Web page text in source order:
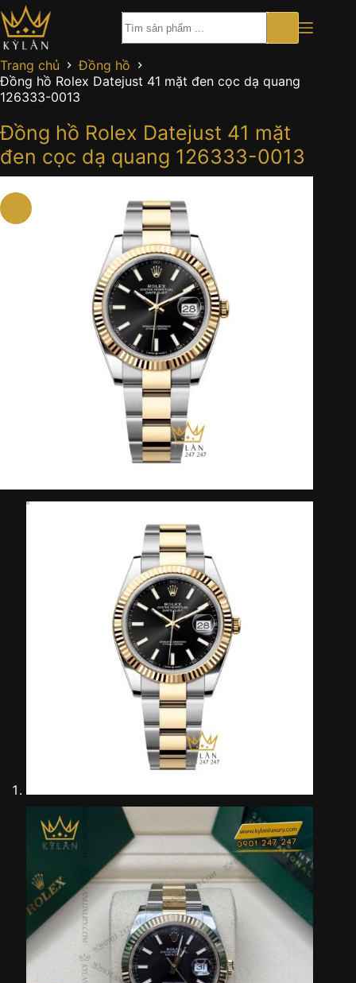
Chuyển
đến
phần
nội
dung
Trang chủ
Đồng hồ
Đồng hồ Rolex Datejust 41 mặt đen cọc dạ quang
126333-0013
Đồng hồ Rolex Datejust 41 mặt
đen cọc dạ quang 126333-0013